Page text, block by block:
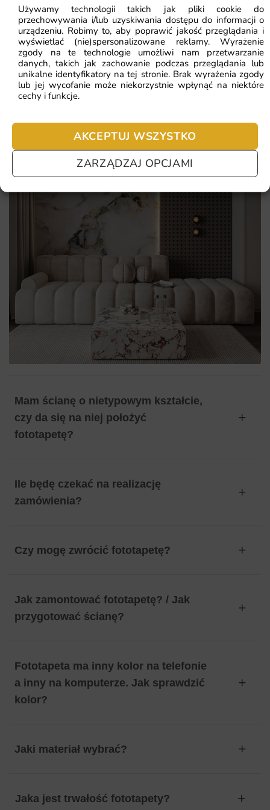
Używamy technologii takich jak pliki cookie do
przechowywania i/lub uzyskiwania dostępu do informacji o
urządzeniu. Robimy to, aby poprawić jakość przeglądania i
wyświetlać (nie)spersonalizowane reklamy. Wyrażenie
zgody na te technologie umożliwi nam przetwarzanie
danych, takich jak zachowanie podczas przeglądania lub
unikalne identyfikatory na tej stronie. Brak wyrażenia zgody
lub jej wycofanie może niekorzystnie wpłynąć na niektóre
cechy i funkcje.
AKCEPTUJ WSZYSTKO
ZARZĄDZAJ OPCJAMI
wyjątkowa, niedostępna w sieciówkach kompozycja
motywu
wysoka rozdzielczość druku gwarantująca ostre detale
matowa, niełapiąca refleksów powierzchnia
Najczęściej zadawane pytania
Pomagamy i doradzamy przy każdym zakupie. Ale jeżeli
nie chcesz czekać – sprawdź najczęściej zadawane pytania.
Mam ścianę o nietypowym kształcie,
czy da się na niej położyć
fototapetę?
Ile będę czekać na realizację
zamówienia?
Czy mogę zwrócić fototapetę?
Jak zamontować fototapetę? / Jak
przygotować ścianę?
Fototapeta ma inny kolor na telefonie
a inny na komputerze. Jak sprawdzić
kolor?
Jaki materiał wybrać?
Jaka jest trwałość fototapety?